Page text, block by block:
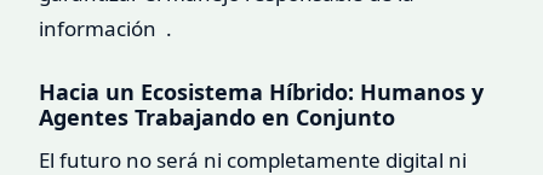
información .
Hacia un Ecosistema Híbrido: Humanos y
Agentes Trabajando en Conjunto
El futuro no será ni completamente digital ni